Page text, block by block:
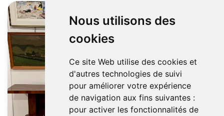
Nous utilisons des
cookies
Ce site Web utilise des cookies et
d'autres technologies de suivi
pour améliorer votre expérience
de navigation aux fins suivantes :
pour activer les fonctionnalités de